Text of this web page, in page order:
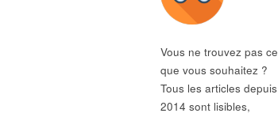
Vous ne trouvez pas ce
que vous souhaitez ?
Tous les articles depuis
2014 sont lisibles,